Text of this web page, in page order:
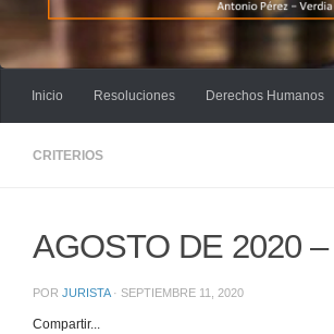
Inicio Resoluciones Derechos Humanos
CRITERIOS
AGOSTO DE 2020
POR JURISTA · SEPTIEMBRE 11, 2020
Compartir...